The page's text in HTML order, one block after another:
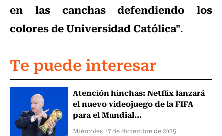
en las canchas defendiendo los
colores de Universidad Católica".
Te puede interesar
Atención hinchas: Netflix lanzará
el nuevo videojuego de la FIFA
para el Mundial...
Miércoles 17 de diciembre de 2025